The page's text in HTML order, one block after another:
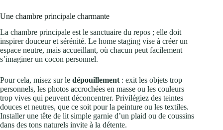
Une chambre principale charmante
La chambre principale est le sanctuaire du repos ; elle doit
inspirer douceur et sérénité. Le home staging vise à créer un
espace neutre, mais accueillant, où chacun peut facilement
s’imaginer un cocon personnel.
Pour cela, misez sur le dépouillement: exit les objets trop
personnels, les photos accrochées en masse ou les couleurs
trop vives qui peuvent déconcentrer. Privilégiez des teintes
douces et neutres, que ce soit pour la peinture ou les textiles.
Installer une tête de lit simple garnie d’un plaid ou de coussins
dans des tons naturels invite à la détente.